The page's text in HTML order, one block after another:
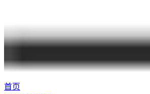
首页